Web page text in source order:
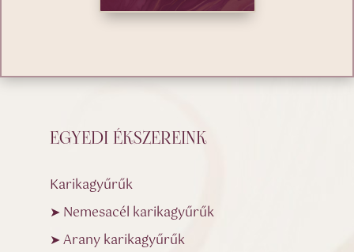
EGYEDI ÉKSZEREINK
Karikagyűrűk
➤ Nemesacél karikagyűrűk
➤ Arany karikagyűrűk